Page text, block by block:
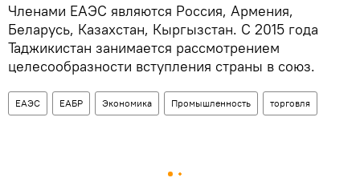
Членами ЕАЭС являются Россия, Армения,
Беларусь, Казахстан, Кыргызстан. С 2015 года
Таджикистан занимается рассмотрением
целесообразности вступления страны в союз.
ЕАЭС ЕАБР Экономика Промышленность торговля